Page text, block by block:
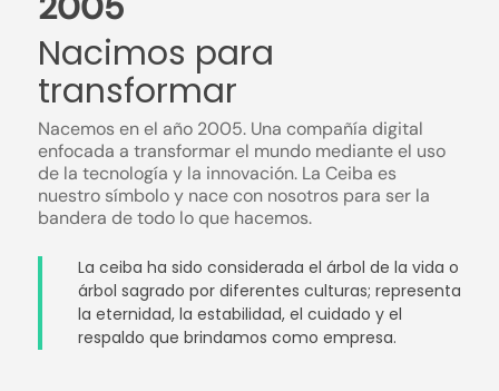
Nacimos para
transformar
Nacemos en el año 2005. Una compañía digital
enfocada a transformar el mundo mediante el uso
de la tecnología y la innovación. La Ceiba es
nuestro símbolo y nace con nosotros para ser la
bandera de todo lo que hacemos.
La ceiba ha sido considerada el árbol de la vida o
árbol sagrado por diferentes culturas; representa
la eternidad, la estabilidad, el cuidado y el
respaldo que brindamos como empresa.